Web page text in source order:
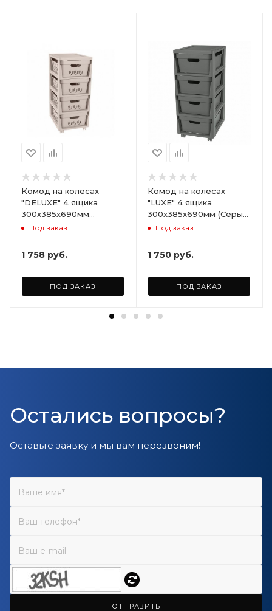
Комод на колесах
"DELUXE" 4 ящика
300х385х690мм
(Светло-бежевый)
Под заказ
1 758 руб.
ПОД ЗАКАЗ
Комод на колесах
"LUXE" 4 ящика
300х385х690мм (Серый)
ARD258086
Под заказ
1 750 руб.
ПОД ЗАКАЗ
Остались вопросы?
Оставьте заявку и мы вам перезвоним!
ОТПРАВИТЬ